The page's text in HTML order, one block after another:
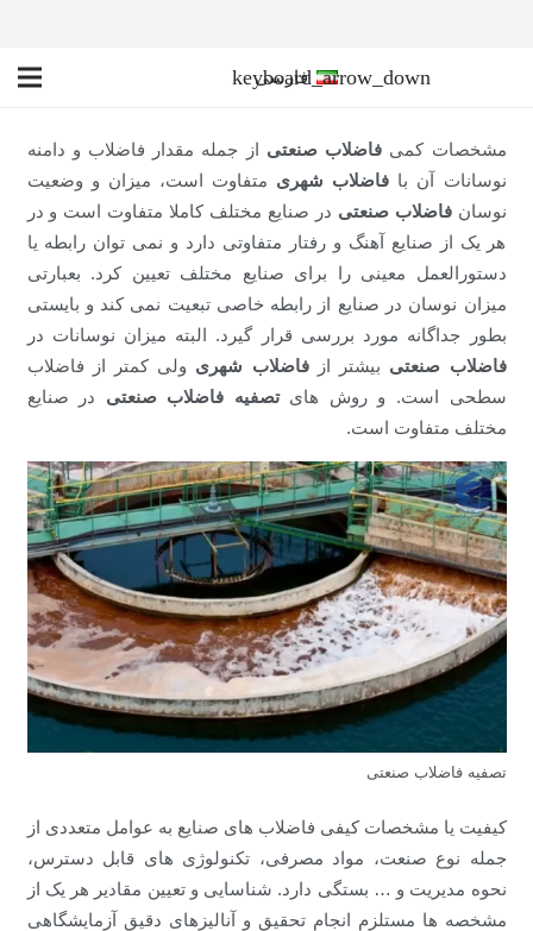
فارسی
مشخصات کمی فاضلاب صنعتی از جمله مقدار فاضلاب و دامنه
نوسانات آن با فاضلاب شهری متفاوت است، میزان و وضعیت
نوسانفاضلاب صنعتی در صنایع مختلف کاملا متفاوت است و در
هر یک از صنایع آهنگ و رفتار متفاوتی دارد و نمی توان رابطه یا
دستورالعمل معینی را برای صنایع مختلف تعیین کرد. بعبارتی
میزان نوسان در صنایع از رابطه خاصی تبعیت نمی کند و بایستی
بطور جداگانه مورد بررسی قرار گیرد. البته میزان نوسانات در
فاضلاب صنعتی بیشتر ازفاضلاب شهری ولی کمتر از فاضلاب
سطحی است. و روش هایتصفیه فاضلاب صنعتی در صنایع
مختلف متفاوت است.
تصفیه فاضلاب صنعتی
کیفیت یا مشخصات کیفی فاضلاب های صنایع به عوامل متعددی از
جمله نوع صنعت، مواد مصرفی، تکنولوژی های قابل دسترس،
نحوه مدیریت و … بستگی دارد. شناسایی و تعیین مقادیر هر یک از
مشخصه ها مستلزم انجام تحقیق و آنالیزهای دقیق آزمایشگاهی